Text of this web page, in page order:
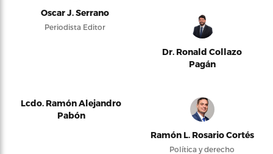
Oscar J. Serrano
Periodista Editor
Dr. Ronald Collazo
Pagán
Lcdo. Ramón Alejandro
Pabón
Ramón L. Rosario Cortés
Política y derecho